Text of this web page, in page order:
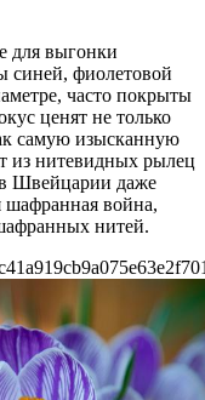
для выгонки
синей, фиолетовой
часто покрыты
ценят не только
самую изысканную
из нитевидных рылец
Швейцарии даже
шафранная война,
нитей.